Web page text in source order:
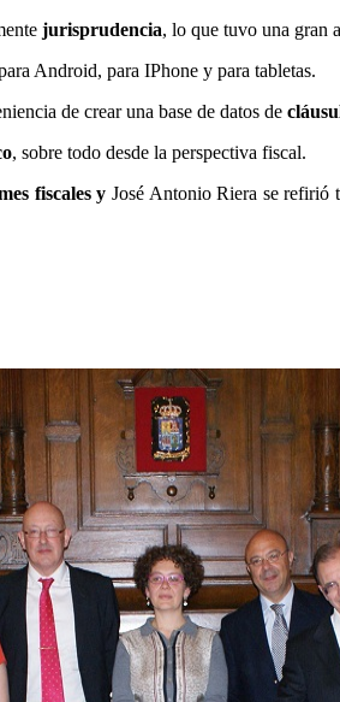
jurisprudencia, lo que tuvo una gran
Android, para IPhone y para tabletas.
de crear una base de datos de
, sobre todo desde la perspectiva fiscal.
fiscalesy José AntonioRiera se refirió